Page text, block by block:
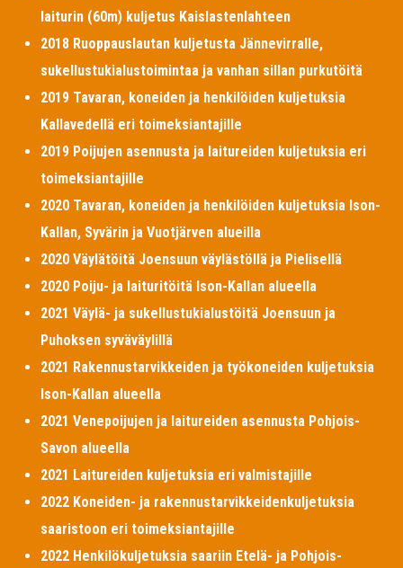
laiturin (60m) kuljetus Kaislastenlahteen
2018 Ruoppauslautan kuljetusta Jännevirralle,
sukellustukialustoimintaa ja vanhan sillan purkutöitä
2019 Tavaran, koneiden ja henkilöiden kuljetuksia
Kallavedellä eri toimeksiantajille
2019 Poijujen asennusta ja laitureiden kuljetuksia eri
toimeksiantajille
2020 Tavaran, koneiden ja henkilöiden kuljetuksia Ison-
Kallan, Syvärin ja Vuotjärven alueilla
2020 Väylätöitä Joensuun väylästöllä ja Pielisellä
2020 Poiju- ja laituritöitä Ison-Kallan alueella
2021 Väylä- ja sukellustukialustöitä Joensuun ja
Puhoksen syväväylillä
2021 Rakennustarvikkeiden ja työkoneiden kuljetuksia
Ison-Kallan alueella
2021 Venepoijujen ja laitureiden asennusta Pohjois-
Savon alueella
2021 Laitureiden kuljetuksia eri valmistajille
2022 Koneiden- ja rakennustarvikkeidenkuljetuksia
saaristoon eri toimeksiantajille
2022 Henkilökuljetuksia saariin Etelä- ja Pohjois-